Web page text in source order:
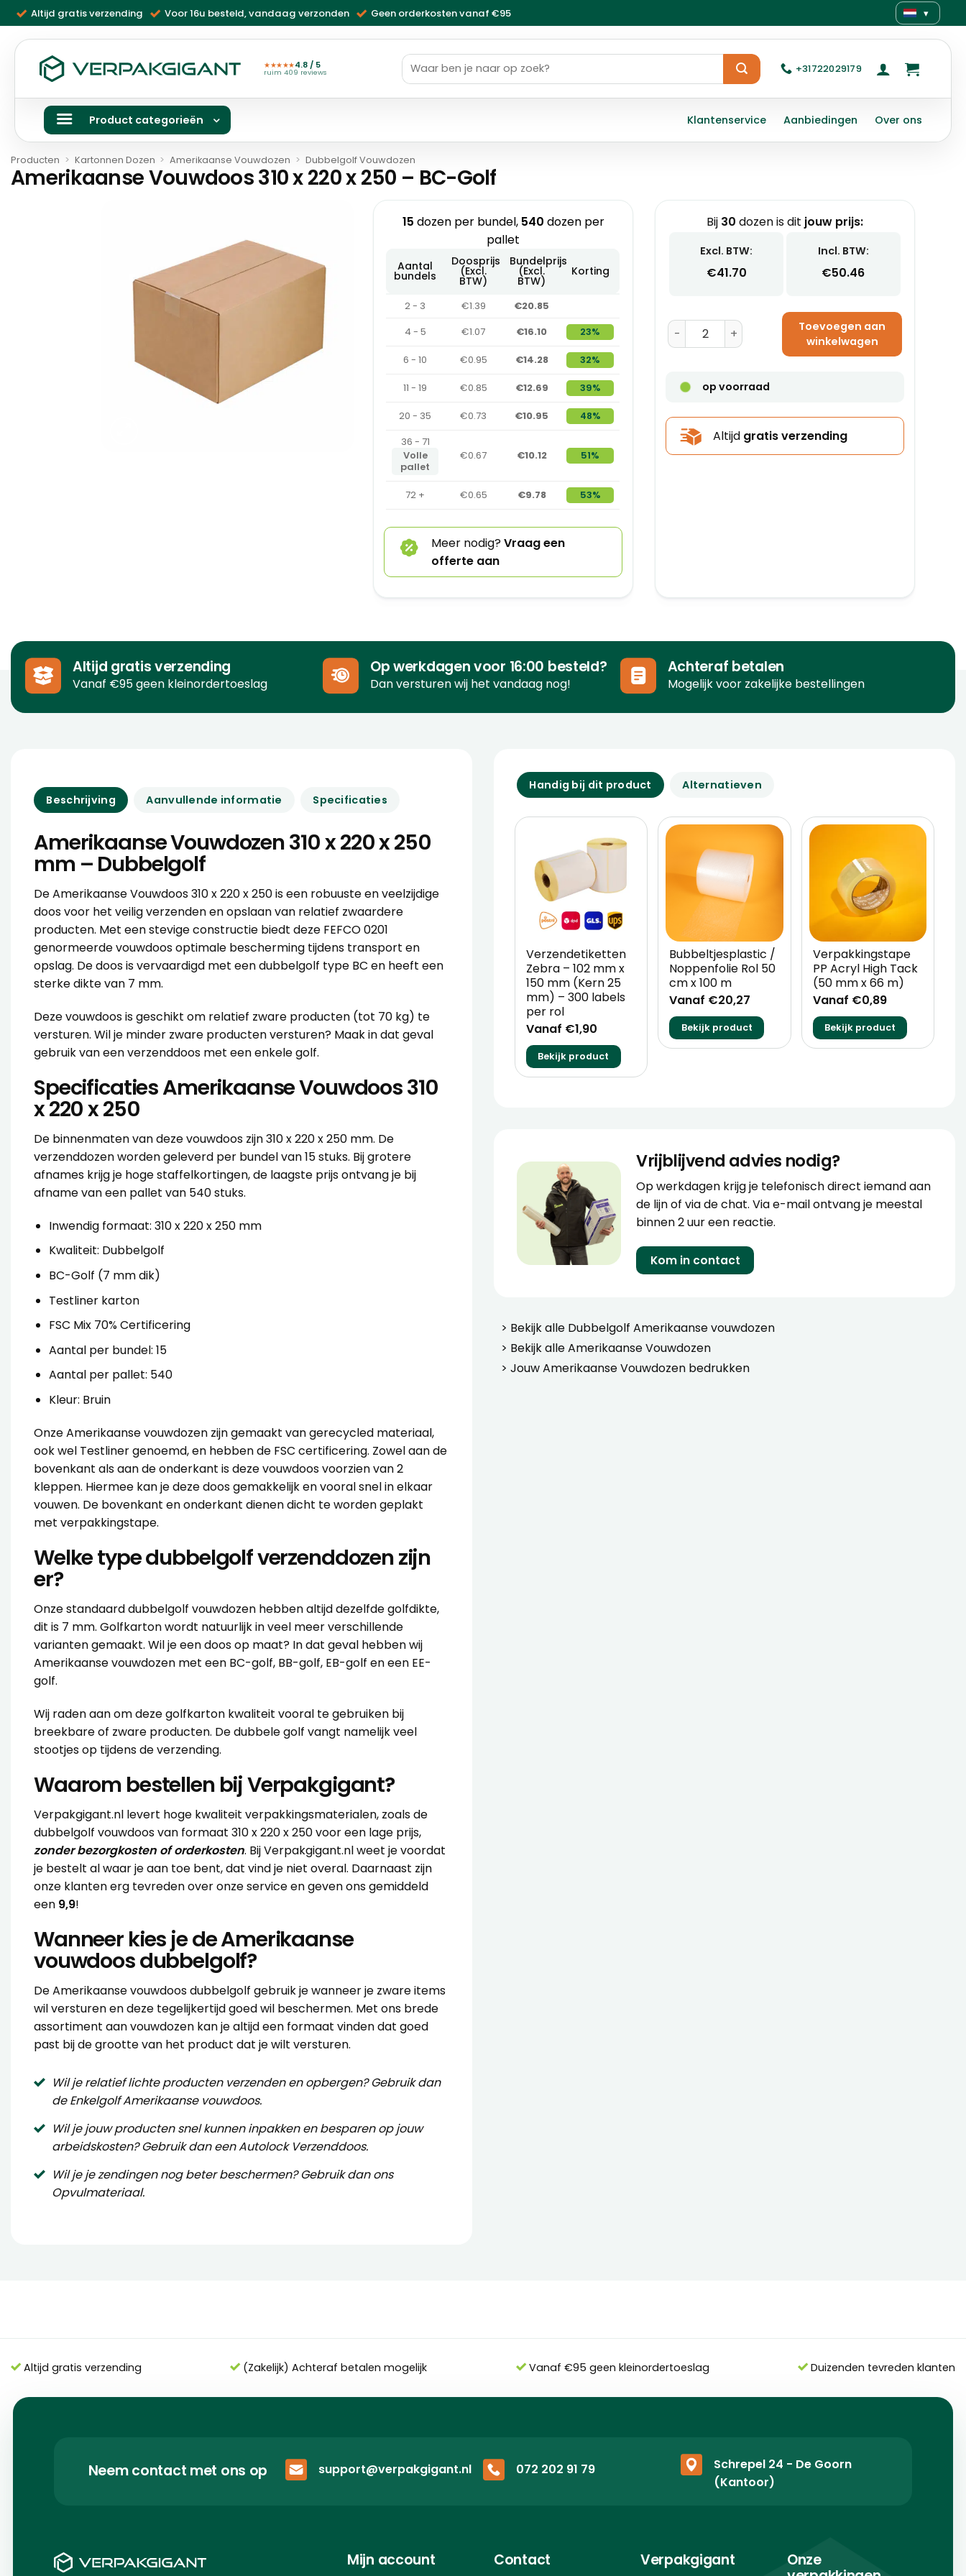
naar
inhoud
Altijd gratis verzending Voor 16u besteld, vandaag verzonden Geen orderkosten vanaf €95 ▾
★★★★★4.8 / 5
ruim 409 reviews
Zoeken
naar:
+31722029179
Product categorieën Klantenservice Aanbiedingen Over ons
Producten > Kartonnen Dozen > Amerikaanse Vouwdozen > Dubbelgolf Vouwdozen
Amerikaanse Vouwdoos 310 x 220 x 250 – BC-Golf
15 dozen per bundel, 540 dozen per
pallet
Aantal
bundels
Doosprijs
(Excl.
BTW)
Bundelprijs
(Excl.
BTW)
Korting
2 - 3 €1.39
€20.85
4 - 5
€1.07 €16.10 23%
6 - 10 €0.95 €14.28 32%
11 - 19 €0.85 €12.69 39%
20 - 35 €0.73 €10.95
48%
36 - 71
Volle
pallet
€0.67 €10.12 51%
72 + €0.65 €9.78 53%
Meer nodig?Vraag een
offerte aan
Bij 30 dozen is dit jouw prijs:
Excl. BTW:
€41.70
Incl. BTW:
€50.46
Amerikaanse Vouwdoos 310 x 220 x 250 - BC-Golf
Toevoegen aan
winkelwagen
op voorraad
Altijd gratis verzending
Altijd gratis verzending
Vanaf €95 geen kleinordertoeslag
Op werkdagen voor 16:00 besteld?
Dan versturen wij het vandaag nog!
Achteraf betalen
Mogelijk voor zakelijke bestellingen
Beschrijving Aanvullende informatie Specificaties
Amerikaanse Vouwdozen 310 x 220 x 250
mm – Dubbelgolf
De Amerikaanse Vouwdoos 310 x 220 x 250 is een robuuste en veelzijdige
doos voor het veilig verzenden en opslaan van relatief zwaardere
producten. Met een stevige constructie biedt deze FEFCO 0201
genormeerde vouwdoos optimale bescherming tijdens transport en
opslag. De doos is vervaardigd met een dubbelgolf type BC en heeft een
sterke dikte van 7 mm.
Deze vouwdoos is geschikt om relatief zware producten (tot 70 kg) te
versturen. Wil je minder zware producten versturen? Maak in dat geval
gebruik van een verzenddoos met eenenkele golf.
Specificaties Amerikaanse Vouwdoos 310
x 220 x 250
De binnenmaten van deze vouwdoos zijn 310 x 220 x 250 mm. De
verzenddozen worden geleverd per bundel van 15 stuks. Bij grotere
afnames krijg je hoge staffelkortingen, de laagste prijs ontvang je bij
afname van een pallet van 540 stuks.
Inwendig formaat: 310 x 220 x 250 mm
Kwaliteit: Dubbelgolf
BC-Golf (7 mm dik)
Testliner karton
FSC Mix 70% Certificering
Aantal per bundel: 15
Aantal per pallet: 540
Kleur: Bruin
Onze Amerikaanse vouwdozen zijn gemaakt van gerecycled materiaal,
ook wel Testliner genoemd, en hebben de FSC certificering. Zowel aan de
bovenkant als aan de onderkant is deze vouwdoos voorzien van 2
kleppen. Hiermee kan je deze doos gemakkelijk en vooral snel in elkaar
vouwen. De bovenkant en onderkant dienen dicht te worden geplakt
metverpakkingstape.
Welke type dubbelgolf verzenddozen zijn
er?
Onze standaard dubbelgolf vouwdozen hebben altijd dezelfde golfdikte,
dit is 7 mm. Golfkarton wordt natuurlijk in veel meer verschillende
varianten gemaakt. Wil je een doos op maat? In dat geval hebben wij
Amerikaanse vouwdozen met een BC-golf, BB-golf, EB-golf en een EE-
golf.
Wij raden aan om deze golfkarton kwaliteit vooral te gebruiken bij
breekbare of zware producten. De dubbele golf vangt namelijk veel
stootjes op tijdens de verzending.
Waarom bestellen bij Verpakgigant?
Verpakgigant.nl levert hoge kwaliteit verpakkingsmaterialen, zoals de
dubbelgolf vouwdoos van formaat 310 x 220 x 250 voor een lage prijs,
zonder bezorgkosten of orderkosten. Bij Verpakgigant.nl weet je voordat
je bestelt al waar je aan toe bent, dat vind je niet overal. Daarnaast zijn
onze klanten erg tevreden over onze service en geven ons gemiddeld
een 9,9!
Wanneer kies je de Amerikaanse
vouwdoos dubbelgolf?
De Amerikaanse vouwdoos dubbelgolf gebruik je wanneer je zware items
wil versturen en deze tegelijkertijd goed wil beschermen. Met ons brede
assortiment aan vouwdozen kan je altijd een formaat vinden dat goed
past bij de grootte van het product dat je wilt versturen.
Wil je relatief lichte producten verzenden en opbergen? Gebruik dan
deEnkelgolf Amerikaanse vouwdoos.
Wil je jouw producten snel kunnen inpakken en besparen op jouw
arbeidskosten? Gebruik dan eenAutolock Verzenddoos.
Wil je je zendingen nog beter beschermen? Gebruik dan ons
Opvulmateriaal.
Handig bij dit product Alternatieven
Verzendetiketten
Zebra – 102 mm x
150 mm (Kern 25
mm) – 300 labels
per rol
Vanaf €1,90
Bekijk product
Bubbeltjesplastic /
Noppenfolie Rol 50
cm x 100 m
Vanaf €20,27
Bekijk product
Verpakkingstape
PP Acryl High Tack
(50 mm x 66 m)
Vanaf €0,89
Bekijk product
Vrijblijvend advies nodig?
Op werkdagen krijg je telefonisch direct iemand aan
de lijn of via de chat. Via e-mail ontvang je meestal
binnen 2 uur een reactie.
Kom in contact
> Bekijk alle Dubbelgolf Amerikaanse vouwdozen
> Bekijk alleAmerikaanse Vouwdozen
> JouwAmerikaanse Vouwdozen bedrukken
Altijd gratis verzending (Zakelijk) Achteraf betalen mogelijk Vanaf €95 geen kleinordertoeslag Duizenden tevreden klanten
Neem contact met ons op support@verpakgigant.nl 072 202 91 79
Schrepel 24 - De Goorn
(Kantoor)
Mijn account Contact Verpakgigant
Onze